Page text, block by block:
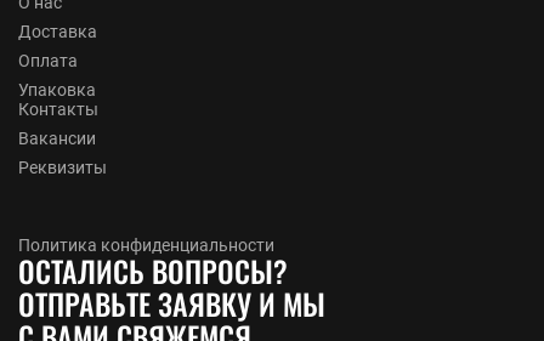
Доставка
Оплата
Упаковка
Контакты
Вакансии
Реквизиты
Политика конфиденциальности
ОСТАЛИСЬ ВОПРОСЫ?
ОТПРАВЬТЕ ЗАЯВКУ И МЫ